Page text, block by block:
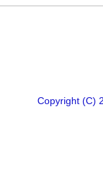
Copyright (C)